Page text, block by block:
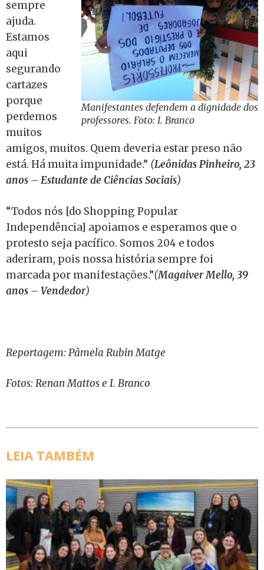
Manifestantes defendem a dignidade dos
professores. Foto: I. Branco
sempre
ajuda.
Estamos
aqui
segurando
cartazes
porque
perdemos
muitos
amigos, muitos. Quem deveria estar preso não
está. Há muita impunidade.” (Leônidas Pinheiro, 23
anos – Estudante de Ciências Sociais)
“Todos nós [do Shopping Popular
Independência] apoiamos e esperamos que o
protesto seja pacífico. Somos 204 e todos
aderiram, pois nossa história sempre foi
marcada por manifestações.”(Magaiver Mello, 39
anos – Vendedor)
Reportagem: Pâmela Rubin Matge
Fotos: Renan Mattos e I. Branco
LEIA TAMBÉM